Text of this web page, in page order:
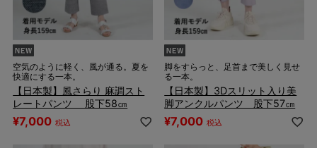
空気のように軽く、風が通る。夏を
快適にする一本。
【日本製】風さらり 麻調スト
レートパンツ 股下58㎝
¥7,000 税込
脚をすらっと、足首まで美しく見せ
る一本。
【日本製】3Dスリット入り美
脚アンクルパンツ 股下57㎝
¥7,000 税込